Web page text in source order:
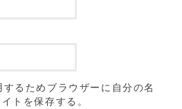
るためブラウザーに自分の名
トを保存する。